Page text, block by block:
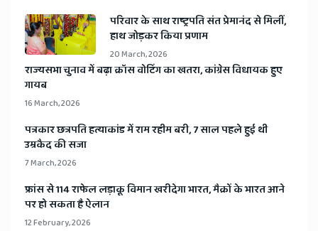
​परिवार के साथ राष्ट्रपति संत प्रेमानंद से मिलीं,
हाथ जोड़कर किया प्रणाम
20 March, 2026
​राज्यसभा चुनाव में बढ़ा क्रॉस वोटिंग का खतरा, कांग्रेस विधायक हुए
गायब
16 March, 2026
​पत्रकार छत्रपति हत्याकांड में राम रहीम बरी, 7 साल पहले हुई थी
उम्रकैद की सजा
7 March, 2026
​फ्रांस से 114 राफेल लड़ाकू विमान खरीदेगा भारत, मैक्रों के भारत आने
पर हो सकता है ऐलान
12 February, 2026